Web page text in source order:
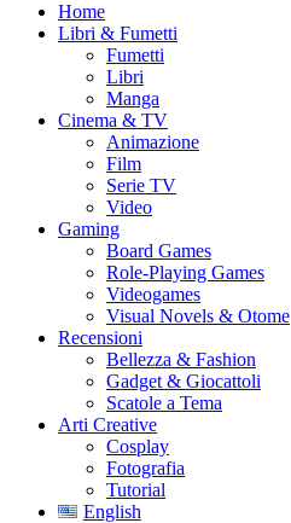
Home
Libri & Fumetti
Fumetti
Libri
Manga
Cinema & TV
Animazione
Film
Serie TV
Video
Gaming
Board Games
Role-Playing Games
Videogames
Visual Novels & Otome
Recensioni
Bellezza & Fashion
Gadget & Giocattoli
Scatole a Tema
Arti Creative
Cosplay
Fotografia
Tutorial
English